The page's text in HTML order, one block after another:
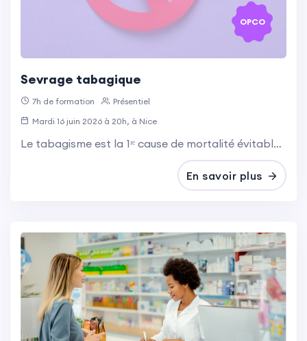
OPCO
Sevrage tabagique
7h de formation
Présentiel
Mardi 16 juin 2026 à 20h, à Nice
Le tabagisme est la 1ʳᵉ cause de mortalité évitable en France, avec 78 000 décès prématurés/an et une baisse de 20 à 25 % de l’espérance de vie chez les fumeurs.
En savoir plus